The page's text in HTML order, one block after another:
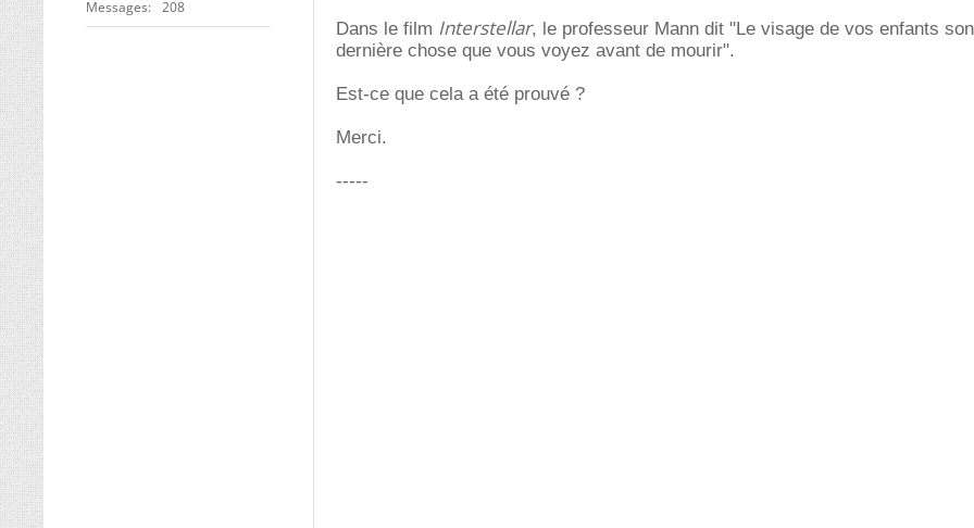
Messages 208
Dans le film Interstellar, le professeur Mann dit "Le visage de vos enfants
dernière chose que vous voyez avant de mourir".
Est-ce que cela a été prouvé ?
Merci.
-----